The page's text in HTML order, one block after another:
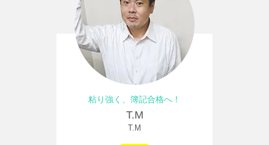
粘り強く、簿記合格へ！
T.M
T.M